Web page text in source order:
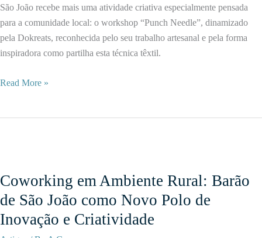
Árvore
Comunitária
São João recebe mais uma atividade criativa especialmente pensada
para a comunidade local: o workshop “Punch Needle”, dinamizado
pela Dokreats, reconhecida pelo seu trabalho artesanal e pela forma
inspiradora como partilha esta técnica têxtil.
Workshop
chega
ao
CoLagos
de
Barão
Read More »
Coworking em Ambiente Rural: Barão
de São João como Novo Polo de
Inovação e Criatividade